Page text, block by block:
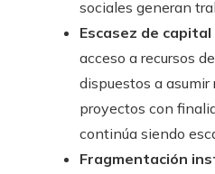
sociales generan
Escasez de
acceso a recursos
dispuestos a asumir
proyectos con
continúa siendo
Fragmentación